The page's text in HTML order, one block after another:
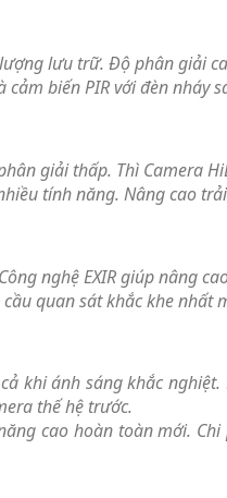
lưu trữ. Độ phân giải
biến PIR với đèn nháy
giải thấp. Thì Camera
tính năng. Nâng cao
nghệ EXIR giúp nâng
quan sát khắc khe nhất
khi ánh sáng khắc
thế hệ trước.
cao hoàn toàn mới.